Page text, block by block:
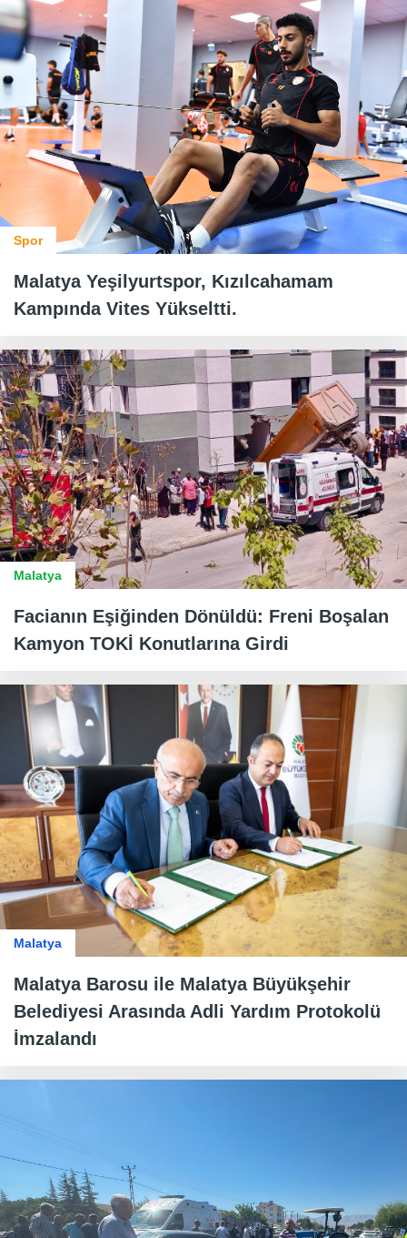
Spor
Malatya Yeşilyurtspor, Kızılcahamam
Kampında Vites Yükseltti.
Malatya
Facianın Eşiğinden Dönüldü: Freni Boşalan
Kamyon TOKİ Konutlarına Girdi
Malatya
Malatya Barosu ile Malatya Büyükşehir
Belediyesi Arasında Adli Yardım Protokolü
İmzalandı